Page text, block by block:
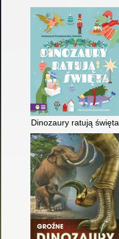
Dinozaury ratują święta